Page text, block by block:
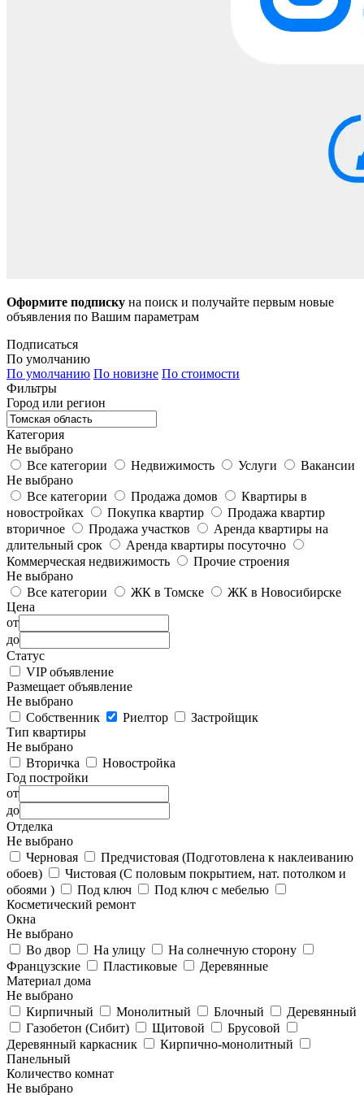
Оформите подписку на поиск и получайте первым новые
объявления по Вашим параметрам
Подписаться
По умолчанию
По умолчанию По новизне По стоимости
Фильтры
Город или регион
Категория
Не выбрано
Все категории
Недвижимость Услуги
Вакансии
Не выбрано
Все категории
Продажа домов
Квартиры в
новостройках
Покупка квартир
Продажа квартир
вторичное
Продажа участков
Аренда квартиры на
длительный срок
Аренда квартиры посуточно
Коммерческая недвижимость
Прочие строения
Не выбрано
Все категории
ЖК в Томске
ЖК в Новосибирске
Цена
от
до
Статус
VIP объявление
Размещает объявление
Не выбрано
Собственник
Риелтор
Застройщик
Тип квартиры
Не выбрано
Вторичка
Новостройка
Год постройки
от
до
Отделка
Не выбрано
Черновая
Предчистовая (Подготовлена к наклеиванию
обоев)
Чистовая (С половым покрытием, нат. потолком и
обоями )
Под ключ
Под ключ с мебелью
Косметический ремонт
Окна
Не выбрано
Во двор
На улицу
На солнечную сторону
Французские
Пластиковые
Деревянные
Материал дома
Не выбрано
Кирпичный
Монолитный Блочный
Деревянный
Газобетон (Сибит)
Щитовой
Брусовой
Деревянный каркасник
Кирпично-монолитный
Панельный
Количество комнат
Не выбрано